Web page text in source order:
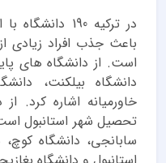
در ترکیه 190
باعث جذب افراد زیادی
است. از دانشگاه های
دانشگاه بیلکنت،
خاورمیانه اشاره کرد.
تحصیل شهر استانبول
سابانجی، دانشگاه کوچ،